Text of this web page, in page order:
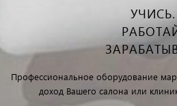
УЧИСЬ.
Профессиональное оборудование
доход Вашего салона или